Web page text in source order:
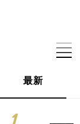
最新